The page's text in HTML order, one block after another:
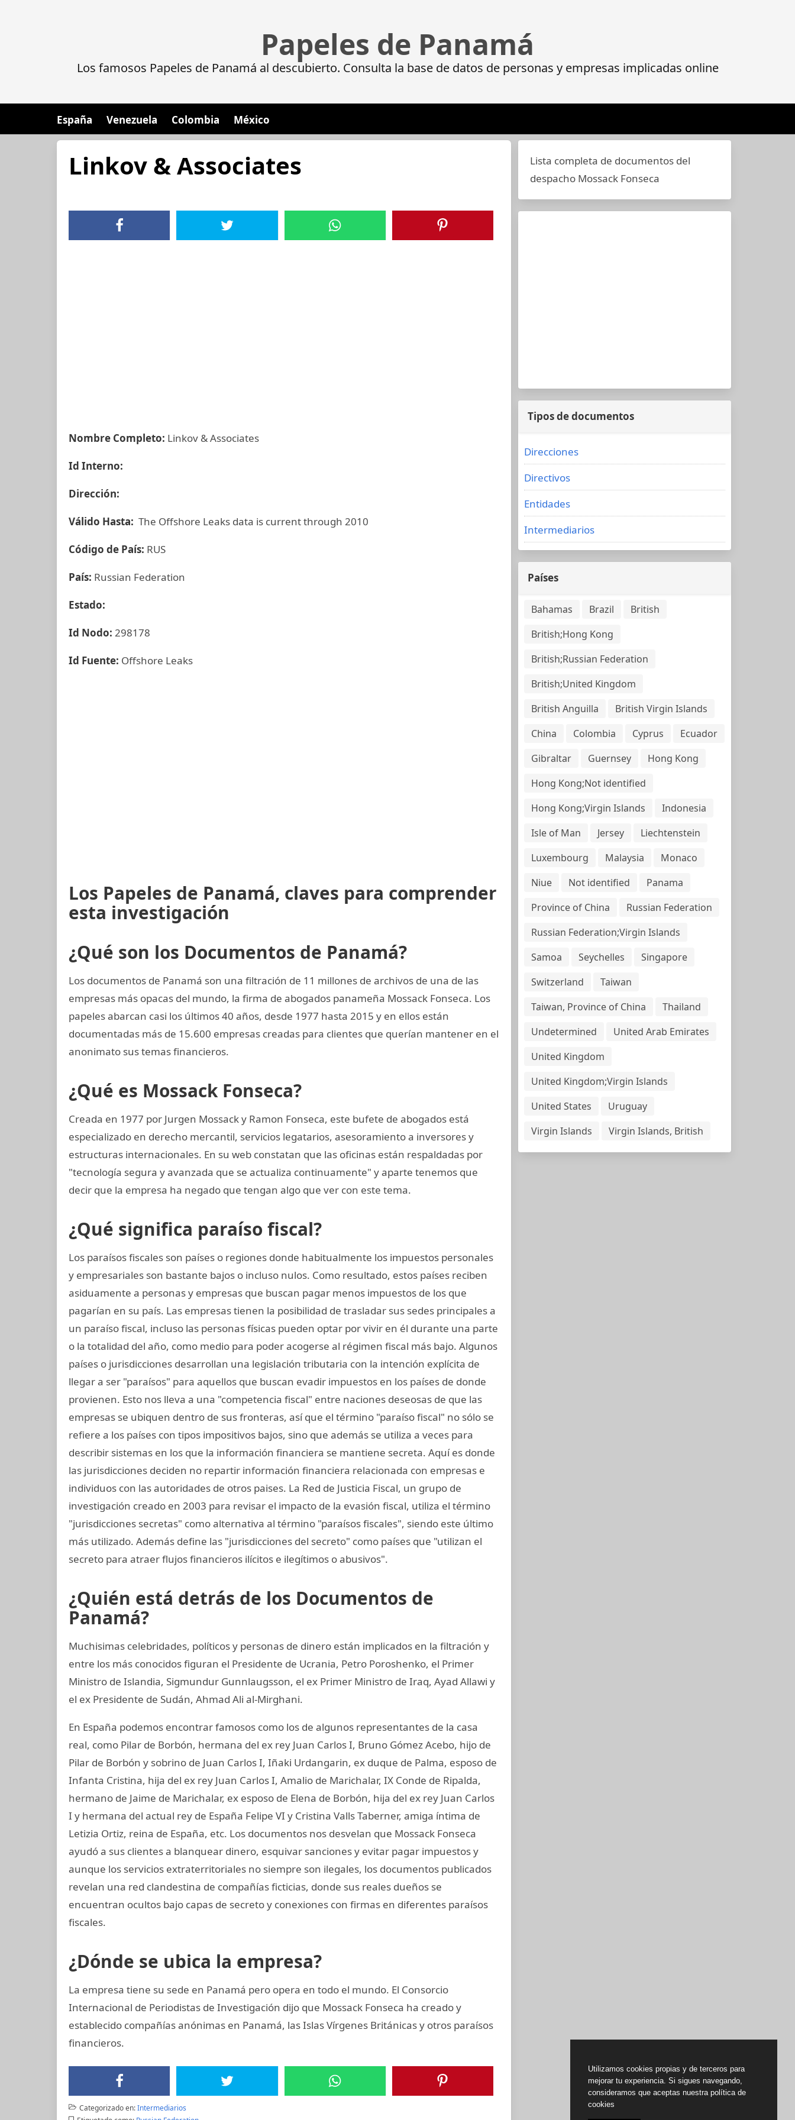
Papeles de Panamá
Los famosos Papeles de Panamá al descubierto. Consulta la base de datos de personas y empresas implicadas online
España Venezuela Colombia México
Linkov & Associates
Nombre Completo: Linkov & Associates
Id Interno:
Dirección:
Válido Hasta: The Offshore Leaks data is current through 2010
Código de País: RUS
País: Russian Federation
Estado:
Id Nodo: 298178
Id Fuente: Offshore Leaks
Los Papeles de Panamá, claves para comprender
esta investigación
¿Qué son los Documentos de Panamá?
Los documentos de Panamá son una filtración de 11 millones de archivos de una de las
empresas más opacas del mundo, la firma de abogados panameña Mossack Fonseca. Los
papeles abarcan casi los últimos 40 años, desde 1977 hasta 2015 y en ellos están
documentadas más de 15.600 empresas creadas para clientes que querían mantener en el
anonimato sus temas financieros.
¿Qué es Mossack Fonseca?
Creada en 1977 por Jurgen Mossack y Ramon Fonseca, este bufete de abogados está
especializado en derecho mercantil, servicios legatarios, asesoramiento a inversores y
estructuras internacionales. En su web constatan que las oficinas están respaldadas por
"tecnología segura y avanzada que se actualiza continuamente" y aparte tenemos que
decir que la empresa ha negado que tengan algo que ver con este tema.
¿Qué significa paraíso fiscal?
Los paraísos fiscales son países o regiones donde habitualmente los impuestos personales
y empresariales son bastante bajos o incluso nulos. Como resultado, estos países reciben
asiduamente a personas y empresas que buscan pagar menos impuestos de los que
pagarían en su país. Las empresas tienen la posibilidad de trasladar sus sedes principales a
un paraíso fiscal, incluso las personas físicas pueden optar por vivir en él durante una parte
o la totalidad del año, como medio para poder acogerse al régimen fiscal más bajo. Algunos
países o jurisdicciones desarrollan una legislación tributaria con la intención explícita de
llegar a ser "paraísos" para aquellos que buscan evadir impuestos en los países de donde
provienen. Esto nos lleva a una "competencia fiscal" entre naciones deseosas de que las
empresas se ubiquen dentro de sus fronteras, así que el término "paraíso fiscal" no sólo se
refiere a los países con tipos impositivos bajos, sino que además se utiliza a veces para
describir sistemas en los que la información financiera se mantiene secreta. Aquí es donde
las jurisdicciones deciden no repartir información financiera relacionada con empresas e
individuos con las autoridades de otros paises. La Red de Justicia Fiscal, un grupo de
investigación creado en 2003 para revisar el impacto de la evasión fiscal, utiliza el término
"jurisdicciones secretas" como alternativa al término "paraísos fiscales", siendo este último
más utilizado. Además define las "jurisdicciones del secreto" como países que "utilizan el
secreto para atraer flujos financieros ilícitos e ilegítimos o abusivos".
¿Quién está detrás de los Documentos de
Panamá?
Muchisimas celebridades, políticos y personas de dinero están implicados en la filtración y
entre los más conocidos figuran el Presidente de Ucrania, Petro Poroshenko, el Primer
Ministro de Islandia, Sigmundur Gunnlaugsson, el ex Primer Ministro de Iraq, Ayad Allawi y
el ex Presidente de Sudán, Ahmad Ali al-Mirghani.
En España podemos encontrar famosos como los de algunos representantes de la casa
real, como Pilar de Borbón, hermana del ex rey Juan Carlos I, Bruno Gómez Acebo, hijo de
Pilar de Borbón y sobrino de Juan Carlos I, Iñaki Urdangarin, ex duque de Palma, esposo de
Infanta Cristina, hija del ex rey Juan Carlos I, Amalio de Marichalar, IX Conde de Ripalda,
hermano de Jaime de Marichalar, ex esposo de Elena de Borbón, hija del ex rey Juan Carlos
I y hermana del actual rey de España Felipe VI y Cristina Valls Taberner, amiga íntima de
Letizia Ortiz, reina de España, etc. Los documentos nos desvelan que Mossack Fonseca
ayudó a sus clientes a blanquear dinero, esquivar sanciones y evitar pagar impuestos y
aunque los servicios extraterritoriales no siempre son ilegales, los documentos publicados
revelan una red clandestina de compañías ficticias, donde sus reales dueños se
encuentran ocultos bajo capas de secreto y conexiones con firmas en diferentes paraísos
fiscales.
¿Dónde se ubica la empresa?
La empresa tiene su sede en Panamá pero opera en todo el mundo. El Consorcio
Internacional de Periodistas de Investigación dijo que Mossack Fonseca ha creado y
establecido compañías anónimas en Panamá, las Islas Vírgenes Británicas y otros paraísos
financieros.
Categorizado en:Intermediarios
Lista completa de documentos del
despacho Mossack Fonseca
Tipos de documentos
Direcciones
Directivos
Entidades
Intermediarios
Países
Bahamas Brazil
British
British;Hong Kong
British;Russian Federation
British;United Kingdom
British Anguilla
British Virgin Islands
China
Colombia Cyprus
Ecuador
Gibraltar
Guernsey
Hong Kong
Hong Kong;Not identified
Hong Kong;Virgin Islands
Indonesia
Isle of Man
Jersey
Liechtenstein
Luxembourg
Malaysia
Monaco
Niue
Not identified
Panama
Province of China
Russian Federation
Russian Federation;Virgin Islands
Samoa
Seychelles
Singapore
Switzerland
Taiwan
Taiwan, Province of China
Thailand
Undetermined
United Arab Emirates
United Kingdom
United Kingdom;Virgin Islands
United States
Uruguay
Virgin Islands
Virgin Islands, British
Utilizamos cookies propias y de terceros para
mejorar tu experiencia. Si sigues navegando,
consideramos que aceptas nuestra política de
cookies